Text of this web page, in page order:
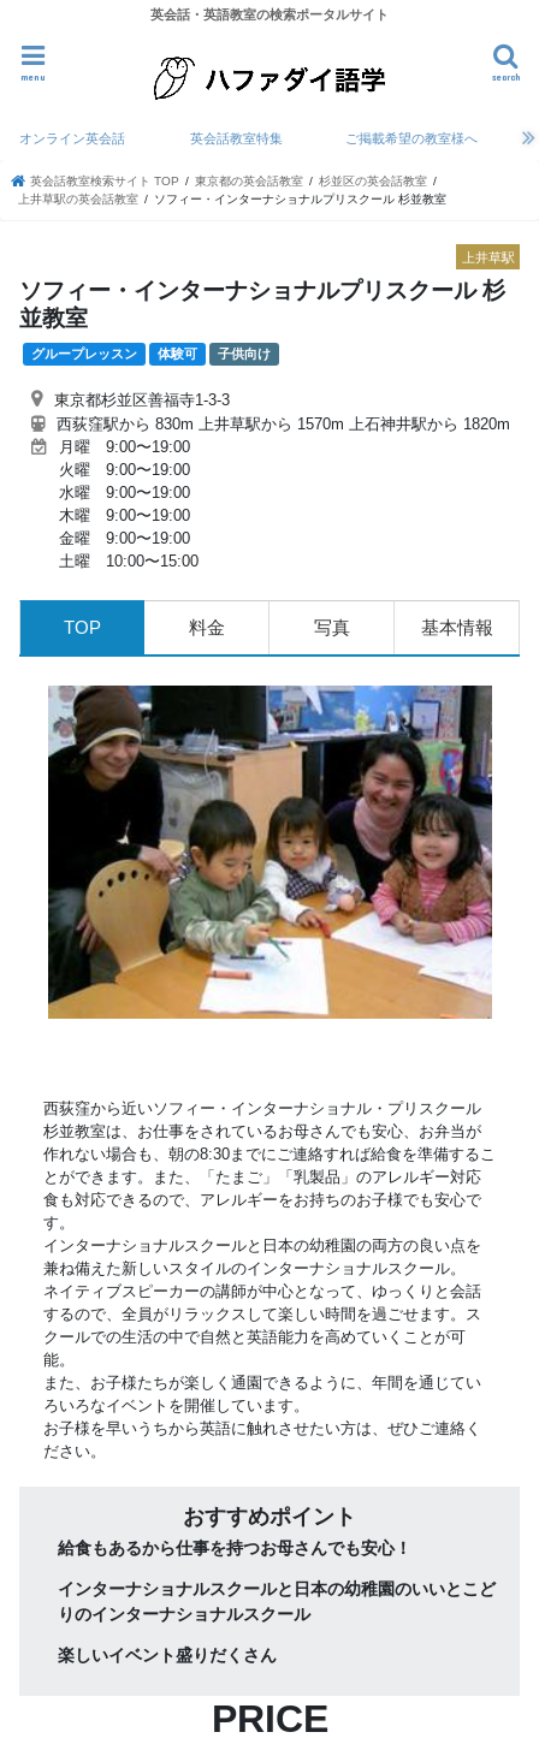
英会話・英語教室の検索ポータルサイト
search
menu
オンライン英会話 英会話教室特集 ご掲載希望の教室様へ
英会話教室検索サイト TOP 東京都の英会話教室
杉並区の英会話教室
上井草駅の英会話教室
ソフィー・インターナショナルプリスクール 杉並教室
上井草駅
ソフィー・インターナショナルプリスクール 杉
並教室
グループレッスン 体験可 子供向け
東京都杉並区善福寺1-3-3
西荻窪駅から 830m 上井草駅から 1570m 上石神井駅から 1820m
月曜 9:00〜19:00
火曜 9:00〜19:00
水曜 9:00〜19:00
木曜 9:00〜19:00
金曜 9:00〜19:00
土曜 10:00〜15:00
TOP 料金 写真 基本情報
西荻窪から近いソフィー・インターナショナル・プリスクール
杉並教室は、お仕事をされているお母さんでも安心、お弁当が
作れない場合も、朝の8:30までにご連絡すれば給食を準備するこ
とができます。また、「たまご」「乳製品」のアレルギー対応
食も対応できるので、アレルギーをお持ちのお子様でも安心で
す。
インターナショナルスクールと日本の幼稚園の両方の良い点を
兼ね備えた新しいスタイルのインターナショナルスクール。
ネイティブスピーカーの講師が中心となって、ゆっくりと会話
するので、全員がリラックスして楽しい時間を過ごせます。ス
クールでの生活の中で自然と英語能力を高めていくことが可
能。
また、お子様たちが楽しく通園できるように、年間を通じてい
ろいろなイベントを開催しています。
お子様を早いうちから英語に触れさせたい方は、ぜひご連絡く
ださい。
おすすめポイント
給食もあるから仕事を持つお母さんでも安心！
インターナショナルスクールと日本の幼稚園のいいとこど
りのインターナショナルスクール
楽しいイベント盛りだくさん
PRICE